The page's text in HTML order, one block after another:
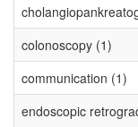
colonoscopy (1)
communication (1)
endoscopic